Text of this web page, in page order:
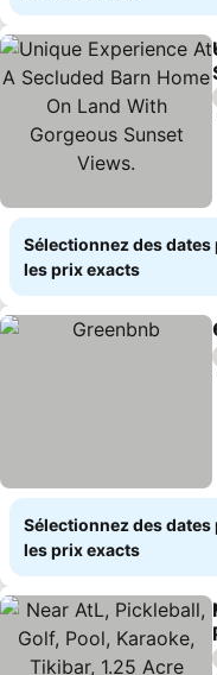
Sélectionnez des
les prix exacts
Sélectionnez des
les prix exacts